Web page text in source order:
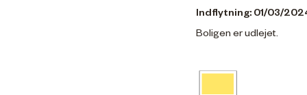
Indflytning: 01/03/
Boligen er udlejet.